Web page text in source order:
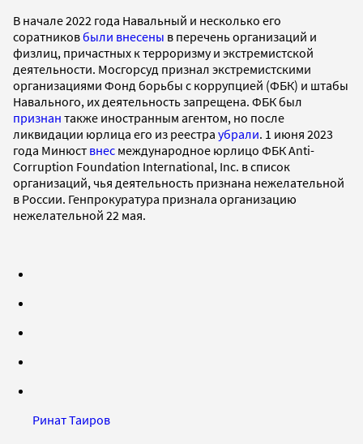
В начале 2022 года Навальный и несколько его
соратниковбыли внесены в перечень организаций и
физлиц, причастных к терроризму и экстремистской
деятельности. Мосгорсуд признал экстремистскими
организациями Фонд борьбы с коррупцией (ФБК) и штабы
Навального, их деятельность запрещена. ФБК был
признан также иностранным агентом, но после
ликвидации юрлица его из реестра убрали. 1 июня 2023
года Минюст внес международное юрлицо ФБК Anti-
Corruption Foundation International, Inc. в список
организаций, чья деятельность признана нежелательной
в России. Генпрокуратура признала организацию
нежелательной 22 мая.
Ринат Таиров